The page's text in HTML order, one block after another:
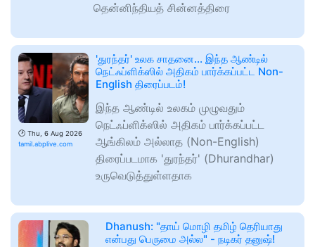
தென்னிந்தியத் சின்னத்திரை
🕑 Thu, 6 Aug 2026
tamil.abplive.com
'துரந்தர்' உலக சாதனை... இந்த ஆண்டில்
நெட்ஃப்ளிக்ஸில் அதிகம் பார்க்கப்பட்ட Non-
English திரைப்படம்!
இந்த ஆண்டில் உலகம் முழுவதும்
நெட்ஃப்ளிக்ஸில் அதிகம் பார்க்கப்பட்ட
ஆங்கிலம் அல்லாத (Non-English)
திரைப்படமாக 'துரந்தர்' (Dhurandhar)
உருவெடுத்துள்ளதாக
Dhanush: "தாய் மொழி தமிழ் தெரியாது
என்பது பெருமை அல்ல" - நடிகர் தனுஷ்!